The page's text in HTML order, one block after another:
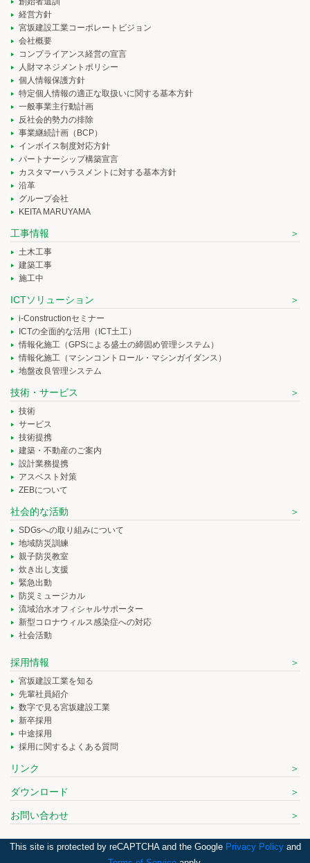
経営方針
宮坂建設工業コーポレートビジョン
会社概要
コンプライアンス経営の宣言
人財マネジメントポリシー
個人情報保護方針
特定個人情報の適正な取扱いに関する基本方針
一般事業主行動計画
反社会的勢力の排除
事業継続計画（BCP）
インボイス制度対応方針
パートナーシップ構築宣言
カスタマーハラスメントに対する基本方針
沿革
グループ会社
KEITA MARUYAMA
工事情報
土木工事
建築工事
施工中
ICTソリューション
i-Constructionセミナー
ICTの全面的な活用（ICT土工）
情報化施工（GPSによる盛土の締固め管理システム）
情報化施工（マシンコントロール・マシンガイダンス）
地盤改良管理システム
技術・サービス
技術
サービス
技術提携
建築・不動産のご案内
設計業務提携
アスベスト対策
ZEBについて
社会的な活動
SDGsへの取り組みについて
地域防災訓練
親子防災教室
炊き出し支援
緊急出動
防災ミュージカル
流域治水オフィシャルサポーター
新型コロナウィルス感染症への対応
社会活動
採用情報
宮坂建設工業を知る
先輩社員紹介
数字で見る宮坂建設工業
新卒採用
中途採用
採用に関するよくある質問
リンク
ダウンロード
お問い合わせ
This site is protected by reCAPTCHA and the Google Privacy Policyand